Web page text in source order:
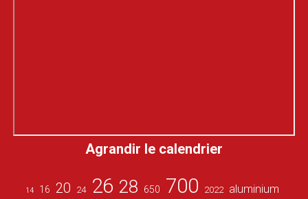
Agrandir le calendrier
14 16 20 24 26 28 650 700 2022 aluminium